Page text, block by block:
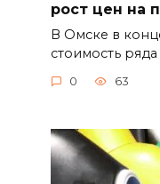
рост цен на
В Омске в
стоимость
0 63